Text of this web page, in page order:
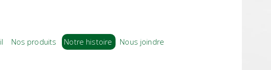
Nos produits Notre histoire Nous joindre